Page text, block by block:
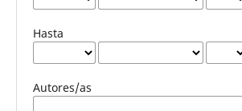
Hasta
Autores/as